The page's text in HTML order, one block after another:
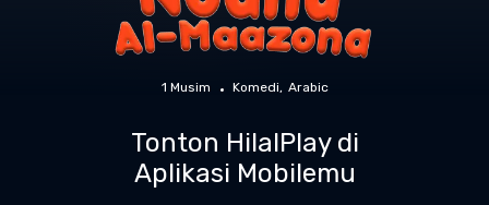
1 Musim Komedi Arabic
Tonton HilalPlay di
Aplikasi Mobilemu